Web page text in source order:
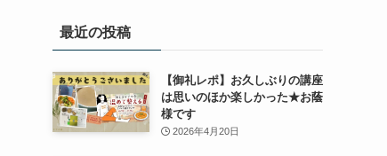
最近の投稿
【御礼レポ】お久しぶりの講座
は思いのほか楽しかった★お蔭
様です
2026年4月20日